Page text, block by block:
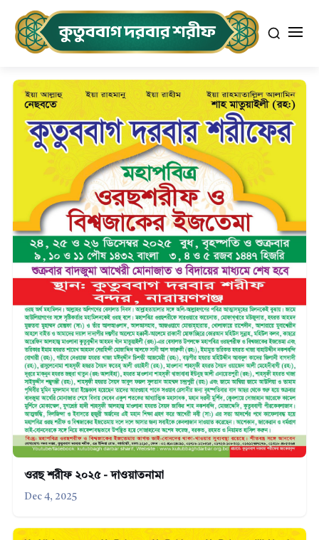
ওরছ শরীফ ২০২৫ - দাওয়াতনামা
Dec 4, 2025